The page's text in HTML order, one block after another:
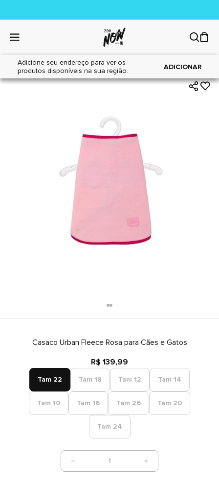
Adicione seu endereço para ver os
produtos disponíveis na sua região.
ADICIONAR
Home|Cães|Acessórios
Casaco Urban Fleece Rosa para Cães e Gatos
R$ 139,99
Tam 22 Tam 18 Tam 12 Tam 14
Tam 10 Tam 16 Tam 26 Tam 20
Tam 24
1